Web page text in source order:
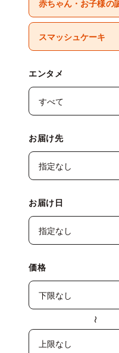
エンタメ
お届け先
お届け日
価格
〜